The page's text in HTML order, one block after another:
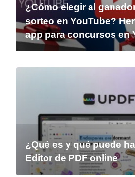
¿Cómo elegir al
sorteo en YouTube?
app para concursos en
¿Qué es y qué puede
Editor de PDF online